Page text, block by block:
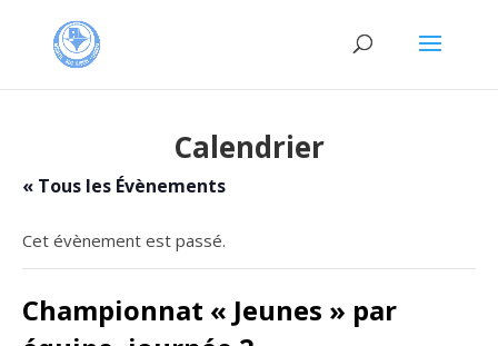
Calendrier
« Tous les Évènements
Cet évènement est passé.
Championnat « Jeunes » par